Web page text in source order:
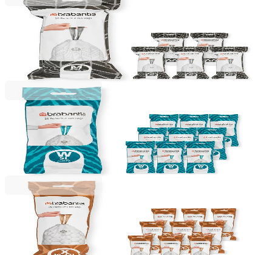
Brabantia
Saci de gunoi cu șnur Brabantia PerfectFit Bo, cod
M, 60L, 120 bucăți, cutie
251,99 RON
Brabantia
Saci de gunoi cu șnur Brabantia PerfectFit NewIcon,
cod W, 5L, 200 bucăți, cutie
112,49 RON
Brabantia
Saci de gunoi cu șnur Brabantia PerfectFit
NewIcon/Bo, cod X, 10-12L, 200 bucăți, cutie